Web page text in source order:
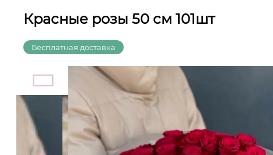
Красные розы 50 см 101шт
Бесплатная доставка